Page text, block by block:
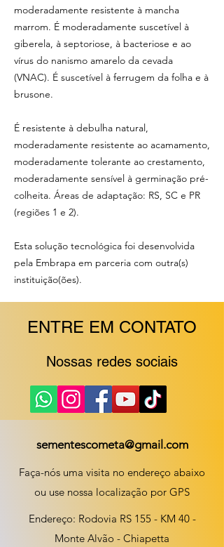
moderadamente resistente à mancha
marrom. É moderadamente suscetível à
giberela, à septoriose, à bacteriose e ao
vírus do nanismo amarelo da cevada
(VNAC). É suscetível à ferrugem da folha e à
brusone.
É resistente à debulha natural,
moderadamente resistente ao acamamento,
moderadamente tolerante ao crestamento,
moderadamente sensível à germinação pré-
colheita. Áreas de adaptação: RS, SC e PR
(regiões 1 e 2).
Esta solução tecnológica foi desenvolvida
pela Embrapa em parceria com outra(s)
instituição(ões).
ENTRE EM CONTATO
Nossas redes sociais
sementescometa@gmail.com
Faça-nós uma visita no endereço abaixo
ou use nossa localização por GPS
Endereço: Rodovia RS 155 - KM 40 -
Monte Alvão - Chiapetta